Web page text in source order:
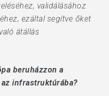
validálásához
ezáltal segítve őket
átállás
beruházzon a
infrastruktúrába?